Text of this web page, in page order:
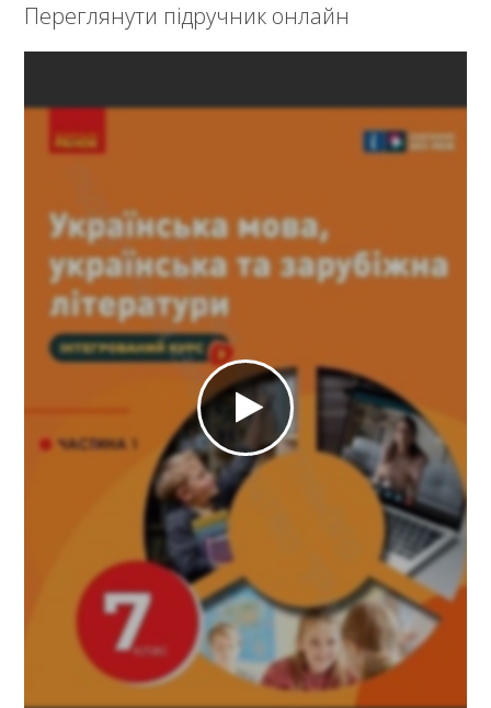
11 клас
Зв'язок
Переглянути підручник онлайн